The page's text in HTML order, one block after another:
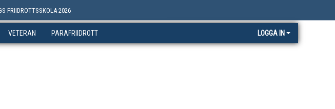
FRIIDROTTSSKOLA 2026
VETERAN PARAFRIIDROTT LOGGA IN